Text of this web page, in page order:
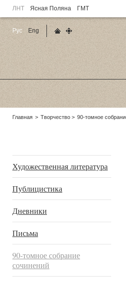
ЛНТ Ясная Поляна ГМТ
Родительские
Главная Творчество 90-томное
Художественная литература
Публицистика
Дневники
Письма
90-томное собрание
сочинений
Рус
Eng